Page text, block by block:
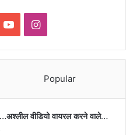
YouTubeInstagram
Popular
वीडियो वायरल करने वाले…